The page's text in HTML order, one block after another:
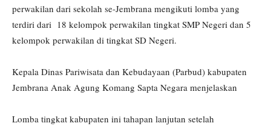
perwakilan dari sekolah se-Jembrana mengikuti lomba yang
terdiri dari 18 kelompok perwakilan tingkat SMP Negeri dan 5
kelompok perwakilan di tingkat SD Negeri.
Kepala Dinas Pariwisata dan Kebudayaan (Parbud) kabupaten
Jembrana Anak Agung Komang Sapta Negara menjelaskan
Lomba tingkat kabupaten ini tahapan lanjutan setelah